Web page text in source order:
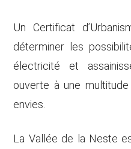
Un Certificat
déterminer les
électricité et
ouverte à une
envies.
La Vallée de la Neste